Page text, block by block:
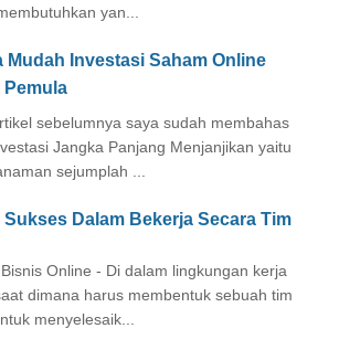
yan...
Mudah Investasi Saham Online
Pemula
sebelumnya saya sudah membahas
Jangka Panjang Menjanjikan yaitu
sejumplah ...
Sukses Dalam Bekerja Secara Tim
Online - Di dalam lingkungan kerja
dimana harus membentuk sebuah tim
menyelesaik...